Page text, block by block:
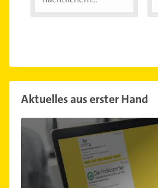
Aktuelles aus erster Hand